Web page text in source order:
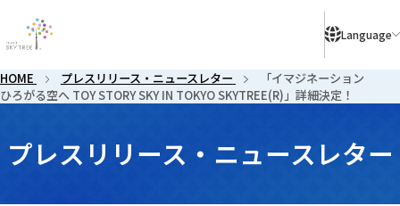
プレスリリース・ニュースレター
Language
HOME プレスリリース・ニュースレター
「イマジネーション
ひろがる空へ TOY STORY SKY IN TOKYO SKYTREE(R)」詳細決定！